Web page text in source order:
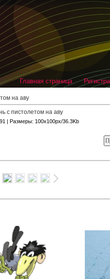
Главная страница
на аву
|Размеры: 100x100px/36.3Kb